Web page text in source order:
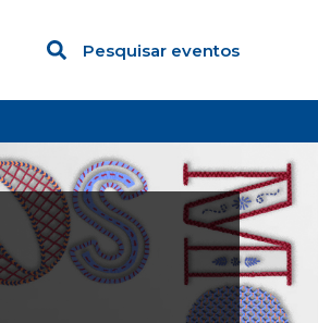
Pesquisar eventos